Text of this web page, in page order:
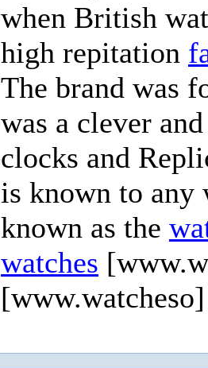
when British
high repitation
The brand was
was a clever
clocks and
is known to any
known as the
watches